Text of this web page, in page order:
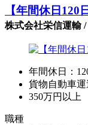
【年間休日120
株式会社栄信運輸
年間休日：
貨物自動車運
350万円以上
職種